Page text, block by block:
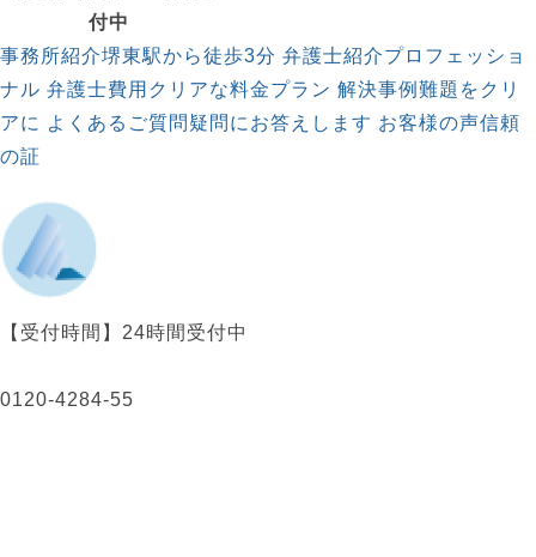
付中
事務所紹介堺東駅から徒歩3分 弁護士紹介プロフェッショ
ナル 弁護士費用 クリアな料金プラン 解決事例 難題をクリ
アに よくあるご質問 疑問にお答えします お客様の声信頼
の証
【受付時間】 24時間受付中
0120-4284-55